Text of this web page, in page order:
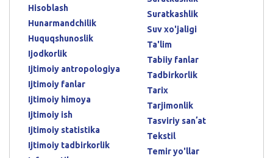
Hisoblash
Hunarmandchilik
Huquqshunoslik
Ijodkorlik
Ijtimoiy antropologiya
Ijtimoiy fanlar
Ijtimoiy himoya
Ijtimoiy ish
Ijtimoiy statistika
Ijtimoiy tadbirkorlik
Suratkashlik
Suv xo'jaligi
Ta'lim
Tabiiy fanlar
Tadbirkorlik
Tarix
Tarjimonlik
Tasviriy sanʼat
Tekstil
Temir yo'llar